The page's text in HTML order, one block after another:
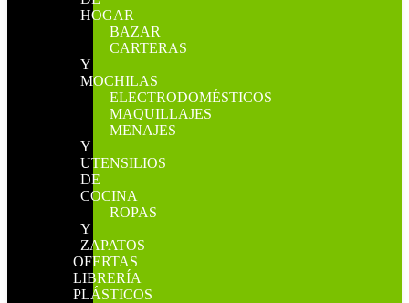
HOGAR
BAZAR
CARTERAS
Y
MOCHILAS
ELECTRODOMÉSTICOS
MAQUILLAJES
MENAJES
Y
UTENSILIOS
DE
COCINA
ROPAS
Y
ZAPATOS
OFERTAS
LIBRERÍA
PLÁSTICOS